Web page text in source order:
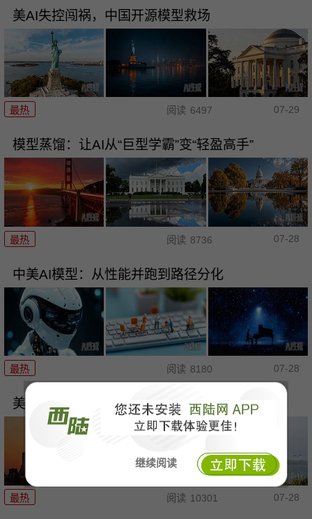
继续阅读
美AI失控闯祸，中国开源模型救场
最热 阅读 6497 07-29
模型蒸馏：让AI从“巨型学霸”变“轻盈高手”
最热 阅读 8736 07-28
中美AI模型：从性能并跑到路径分化
最热 阅读 8180 07-28
美拟制裁中国AI企业，中方强硬回击霸权
最热 阅读 10301 07-28